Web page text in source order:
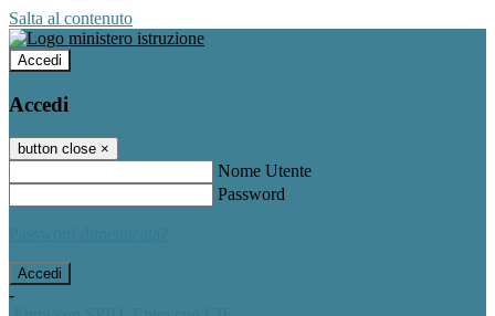
Salta al contenuto
Accedi
Accedi
button close ×
Nome Utente
Password
-